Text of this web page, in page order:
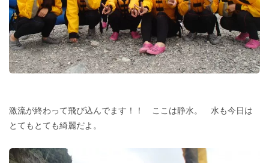
激流が終わって飛び込んでます！！ ここは静水。 水も今日は
とてもとても綺麗だよ。